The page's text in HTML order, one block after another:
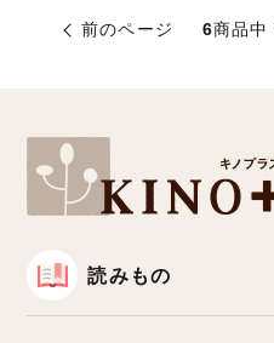
前のページ 6商品中
読みもの